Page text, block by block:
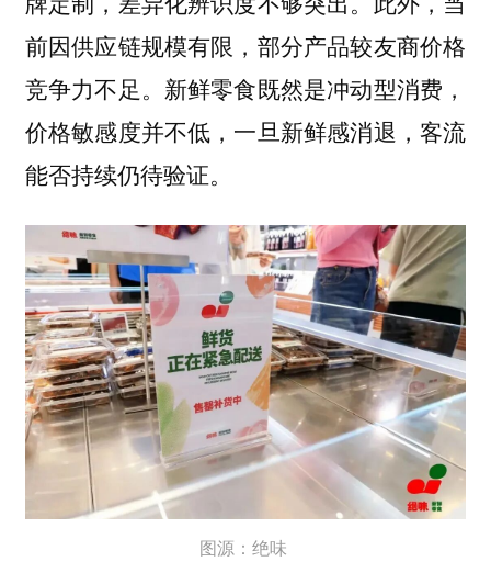
前因供应链规模有限，部分产品较友商价格
竞争力不足。新鲜零食既然是冲动型消费，
价格敏感度并不低，一旦新鲜感消退，客流
能否持续仍待验证。
图源：绝味